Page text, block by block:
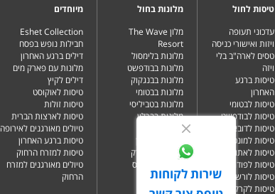
שירות לקוחות
טיסות לחול
עדכוני תעופה
ויזות ואישורי כניסה
טסים לארה"ב בלי
ויזה
טיסות ברגע
האחרון
טיסות לבטומי
טיסות לבודפשט
טיסות לדובאי
טיסות למונטנגרו
טיסות לאתונה
טיסות לפודגוריצה
טיסות לורשה
טיסות לקרקוב
מלונות בחול
מלון The Wave
Resort
מלונות בלימסול
מלונות בבודפשט
מלונות בבנגקוק
מלונות בבטומי
מלונות בטביליסי
מלונות בברלין
מלונות בדובאי
מלונות בלונדון
מלונות בניו יורק
מלונות בפאפוס
מיוחדים
Eshet Collection
חבילות נופש בפסח
דילים ברגע האחרון
מלונות עם פארק מים
דילים לקיץ
טיסות לאוקוסט
טיסות זולות
טיסות לארצות הברית
טיולים מאורגנים לאירופה
טיסות ברגע האחרון
טיסות למזרח הרחוק
טיולים מאורגנים למזרח
הרחוק